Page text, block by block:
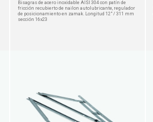
Bisagras de acero inoxidable AISI 304 con patín de
fricción recubierto de nailon autolubricante, regulador
de posicionamiento en zamak. Longitud 12" / 311 mm
sección 16x23